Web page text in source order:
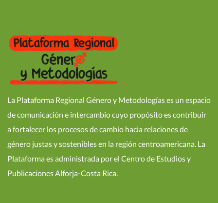
La Plataforma Regional Género y Metodologías es un espacio
de comunicación e intercambio cuyo propósito es contribuir
a fortalecer los procesos de cambio hacia relaciones de
género justas y sostenibles en la región centroamericana. La
Plataforma es administrada por el Centro de Estudios y
Publicaciones Alforja-Costa Rica.